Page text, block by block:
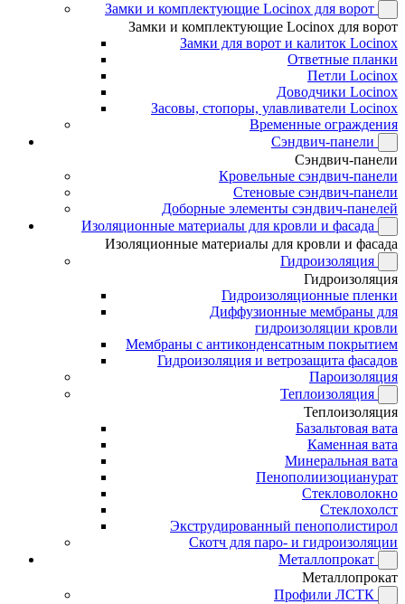
Замки и комплектующие Locinox для ворот
Замки и комплектующие Locinox для ворот
Замки для ворот и калиток Locinox
Ответные планки
Петли Locinox
Доводчики Locinox
Засовы, стопоры, улавливатели Locinox
Временные ограждения
Сэндвич-панели
Сэндвич-панели
Кровельные сэндвич-панели
Стеновые сэндвич-панели
Доборные элементы сэндвич-панелей
Изоляционные материалы для кровли и фасада
Изоляционные материалы для кровли и фасада
Гидроизоляция
Гидроизоляция
Гидроизоляционные пленки
Диффузионные мембраны для
гидроизоляции кровли
Мембраны с антиконденсатным покрытием
Гидроизоляция и ветрозащита фасадов
Пароизоляция
Теплоизоляция
Теплоизоляция
Базальтовая вата
Каменная вата
Минеральная вата
Пенополиизоцианурат
Стекловолокно
Стеклохолст
Экструдированный пенополистирол
Скотч для паро- и гидроизоляции
Металлопрокат
Металлопрокат
Профили ЛСТК